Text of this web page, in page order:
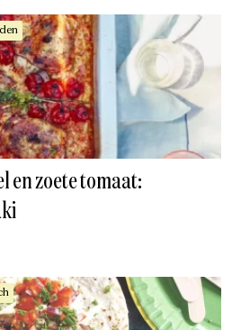
en zoete tomaat: